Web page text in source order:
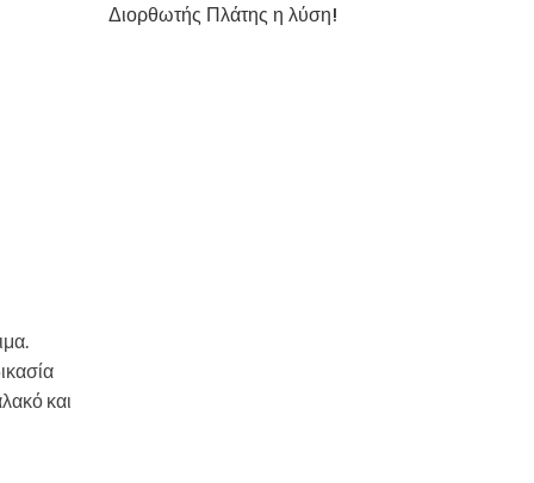
και
Διορθωτής Πλάτης η λύση!